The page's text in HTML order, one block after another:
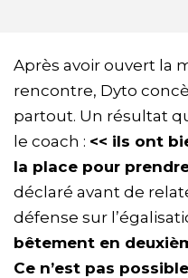
Après avoir ouvert la
rencontre, Dyto
partout. Un résultat
le coach : << ils ont
la place pour
déclaré avant de
défense sur
bêtement en
Ce n’est pas